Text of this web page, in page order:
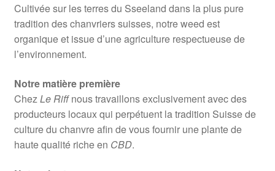
Cultivée sur les terres du Sseeland dans la plus pure
tradition des chanvriers suisses, notre weed est
organique et issue d’une agriculture respectueuse de
l’environnement.
Notre matière première
ChezLe Riffnous travaillons exclusivement avec des
producteurs locaux qui perpétuent la tradition Suisse de
culture du chanvre afin de vous fournir une plante de
haute qualité riche en CBD.